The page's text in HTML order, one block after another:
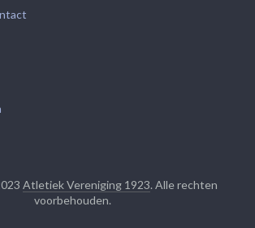
Atletiek Vereniging 1923. Alle rechten
voorbehouden.